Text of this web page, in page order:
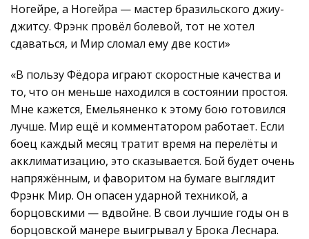
Ногейре, а Ногейра — мастер бразильского джиу-
джитсу. Фрэнк провёл болевой, тот не хотел
сдаваться, и Мир сломал ему две кости»
«В пользу Фёдора играют скоростные качества и
то, что он меньше находился в состоянии простоя.
Мне кажется, Емельяненко к этому бою готовился
лучше. Мир ещё и комментатором работает. Если
боец каждый месяц тратит время на перелёты и
акклиматизацию, это сказывается. Бой будет очень
напряжённым, и фаворитом на бумаге выглядит
Фрэнк Мир. Он опасен ударной техникой, а
борцовскими — вдвойне. В свои лучшие годы он в
борцовской манере выигрывал у Брока Леснара.